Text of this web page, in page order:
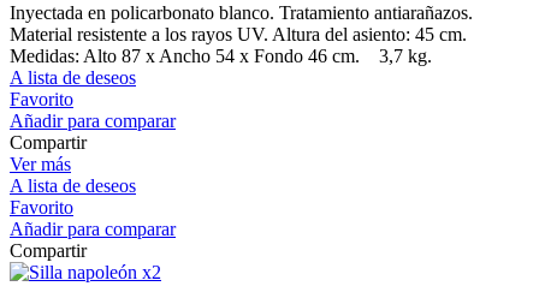
Inyectada en policarbonato blanco. Tratamiento antiarañazos.
Material resistente a los rayos UV. Altura del asiento: 45 cm.
Medidas: Alto 87 x Ancho 54 x Fondo 46 cm. 3,7 kg.
A lista de deseos
Favorito
Añadir para comparar
Compartir
Ver más
A lista de deseos
Favorito
Añadir para comparar
Compartir